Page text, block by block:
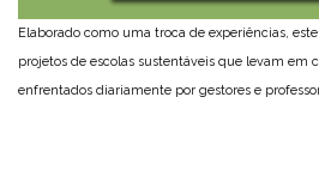
Elaborado como uma troca de experiências,
projetos de escolas sustentáveis que levam em
enfrentados diariamente por gestores e